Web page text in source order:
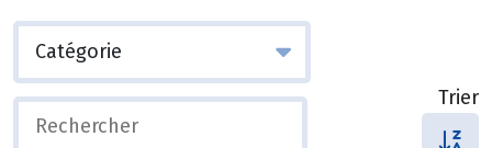
Trier